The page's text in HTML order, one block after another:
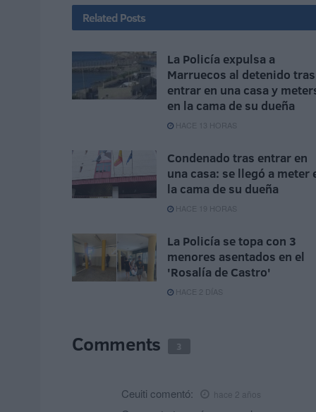
Related Posts
La Policía expulsa a
Marruecos al detenido tras
entrar en una casa y
en la cama de su dueña
HACE 13 HORAS
Condenado tras entrar en
una casa: se llegó a meter
la cama de su dueña
HACE 19 HORAS
La Policía se topa con 3
menores asentados en el
'Rosalía de Castro'
HACE 2 DÍAS
Comments 3
Ceuiti comentó: hace 2 años